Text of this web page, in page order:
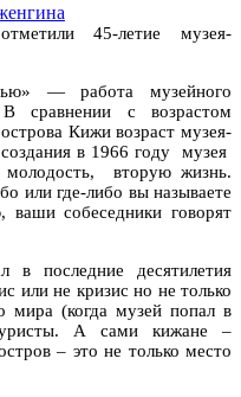
45-летие музея-
— работа музейного
сравнении с возрастом
Кижи возраст музея-
в 1966 году музея
вторую жизнь.
или где-либо вы называете
ваши собеседники говорят
в последние десятилетия
или не кризис но не только
мира (когда музей попал в
А сами кижане –
– это не только место